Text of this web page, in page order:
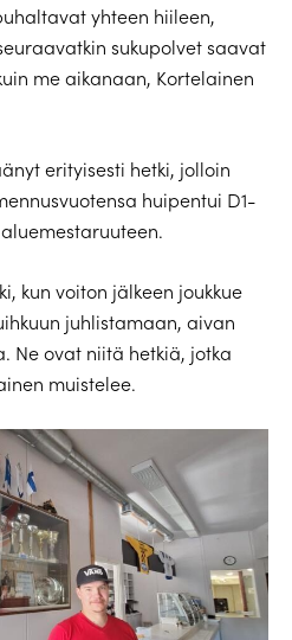
yhteen hiileen,
sukupolvet saavat
me aikanaan, Kortelainen
erityisesti hetki, jolloin
huipentui D1-
kun voiton jälkeen joukkue
juhlistamaan, aivan
Ne ovat niitä hetkiä, jotka
muistelee.